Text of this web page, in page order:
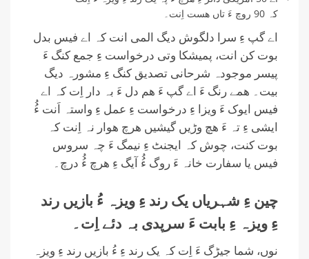
کہ 90 روچ ءَ تاں ھست اِنت۔
اے گپ ءِ سرا دلگوش دیگ المی انت کہ اے فیس بدل
بوت کن انت، پمیشکا وتی درخواست ءِ جمع کنگ ءَ
پیسر موجودہ شرحانی تصدیق کنگ ءِ مشورہ دیگ
بیت۔ ھمے رنگ ءَ اے گپ ءَ ھم دل ءَ بہ دار اِت کہ اے
فیس ایوک ءَ ویزا ءِ درخواست ءِ عمل ءِ واستہ اَنت ءُُ
ایشی ءِ تہ ءَ ھچ وڑیں گیشیں ھرچ ھوار نہ اِنت کہ
بوت کنت، چوش کہ ایجنٹ ءِ نیمگ ءَ چہ سروس
فیس یا سفارت خانہ ءَ روگ ءُُ آیگ ءِ ھرچ ءُُ درچ۔
چین ءِ شہریاں یک رند ءِ ویزہ ءُ بازیں رند
ءِ ویزہ ءِ بابت ءَ سرپدی بہ دئے اِت۔
نوں، شما جیڑگ ءَ اِت کہ یک رند ءِ ءُ بازیں رند ءِ ویزہ